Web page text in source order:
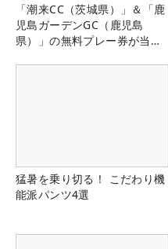
「潮来CC（茨城県）」＆「鹿
児島ガーデンGC（鹿児島
県）」の無料プレー券が当た
猛暑を乗り切る！ こだわり機
能派パンツ4選